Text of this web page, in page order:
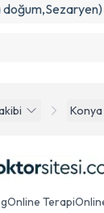
Konya
doğum,Sezaryen)
Online Terapi